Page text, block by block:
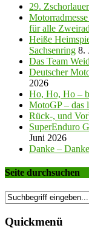
29.
für alle
Heiße
Sachsenring 8.
Das Team
Deutscher
2026
Ho, Ho, Ho –
MotoGP – das
Rück-, und
SuperEnduro
Juni 2026
Danke –
Seite durchsuchen
Quickmenü